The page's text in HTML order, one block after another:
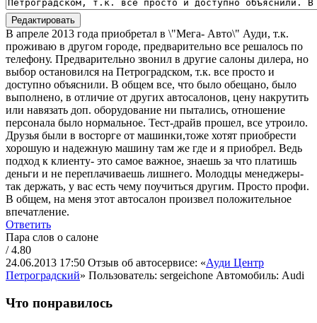
Редактировать
В апреле 2013 года приобретал в \"Мега- Авто\" Ауди, т.к.
проживаю в другом городе, предварительно все решалось по
телефону. Предварительно звонил в другие салоны дилера, но
выбор остановился на Петроградском, т.к. все просто и
доступно объяснили. В общем все, что было обещано, было
выполнено, в отличие от других автосалонов, цену накрутить
или навязать доп. оборудование ни пытались, отношение
персонала было нормальное. Тест-драйв прошел, все утроило.
Друзья были в восторге от машинки,тоже хотят приобрести
хорошую и надежную машину там же где и я приобрел. Ведь
подход к клиенту- это самое важное, знаешь за что платишь
деньги и не переплачиваешь лишнего. Молодцы менеджеры-
так держать, у вас есть чему поучиться другим. Просто профи.
В общем, на меня этот автосалон произвел положительное
впечатление.
Ответить
Пара слов о салоне
/ 4.80
24.06.2013 17:50 Отзыв об автосервисе: «Ауди Центр
Петроградский» Пользователь: sergeichone Автомобиль: Audi
Что понравилось